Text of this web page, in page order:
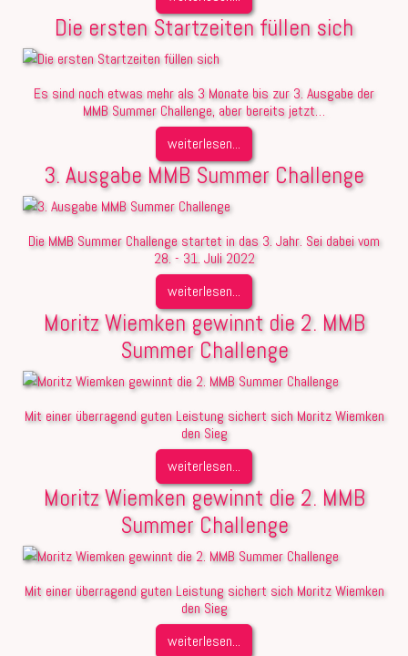
Die ersten Startzeiten füllen sich
Es sind noch etwas mehr als 3 Monate bis zur 3. Ausgabe der
MMB Summer Challenge, aber bereits jetzt…
weiterlesen...
3. Ausgabe MMB Summer Challenge
Die MMB Summer Challenge startet in das 3. Jahr. Sei dabei vom
28. - 31. Juli 2022
weiterlesen...
Moritz Wiemken gewinnt die 2. MMB
Summer Challenge
Mit einer überragend guten Leistung sichert sich Moritz Wiemken
den Sieg
weiterlesen...
Moritz Wiemken gewinnt die 2. MMB
Summer Challenge
Mit einer überragend guten Leistung sichert sich Moritz Wiemken
den Sieg
weiterlesen...